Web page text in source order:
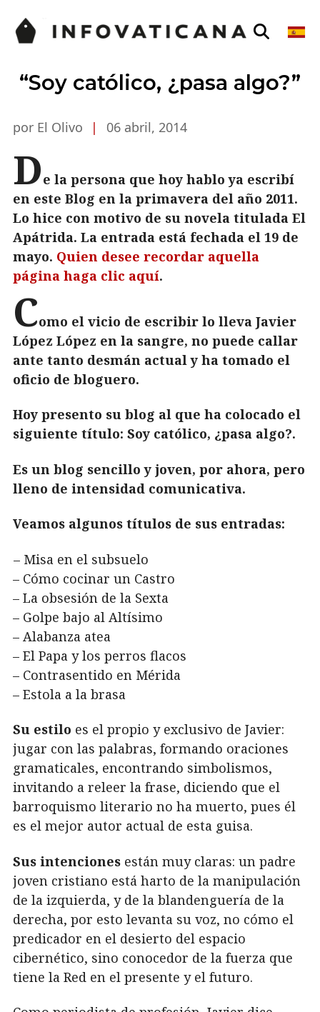
“Soy católico, ¿pasa algo?”
por El Olivo | 06 abril, 2014
De la persona que hoy hablo ya escribí
en este Blog en la primavera del año 2011.
Lo hice con motivo de su novela titulada El
Apátrida. La entrada está fechada el 19 de
mayo. Quien desee recordar aquella
página haga clic aquí.
Como el vicio de escribir lo lleva Javier
López López en la sangre, no puede callar
ante tanto desmán actual y ha tomado el
oficio de bloguero.
Hoy presento su blog al que ha colocado el
siguiente título: Soy católico, ¿pasa algo?.
Es un blog sencillo y joven, por ahora, pero
lleno de intensidad comunicativa.
Veamos algunos títulos de sus entradas:
– Misa en el subsuelo
– Cómo cocinar un Castro
– La obsesión de la Sexta
– Golpe bajo al Altísimo
– Alabanza atea
– El Papa y los perros flacos
– Contrasentido en Mérida
– Estola a la brasa
Su estilo es el propio y exclusivo de Javier:
jugar con las palabras, formando oraciones
gramaticales, encontrando simbolismos,
invitando a releer la frase, diciendo que el
barroquismo literario no ha muerto, pues él
es el mejor autor actual de esta guisa.
Sus intenciones están muy claras: un padre
joven cristiano está harto de la manipulación
de la izquierda, y de la blandenguería de la
derecha, por esto levanta su voz, no cómo el
predicador en el desierto del espacio
cibernético, sino conocedor de la fuerza que
tiene la Red en el presente y el futuro.